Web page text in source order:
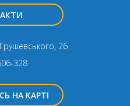
26
328
НА КАРТІ